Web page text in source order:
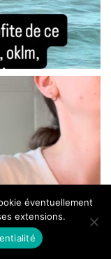
éventuellement
extensions.